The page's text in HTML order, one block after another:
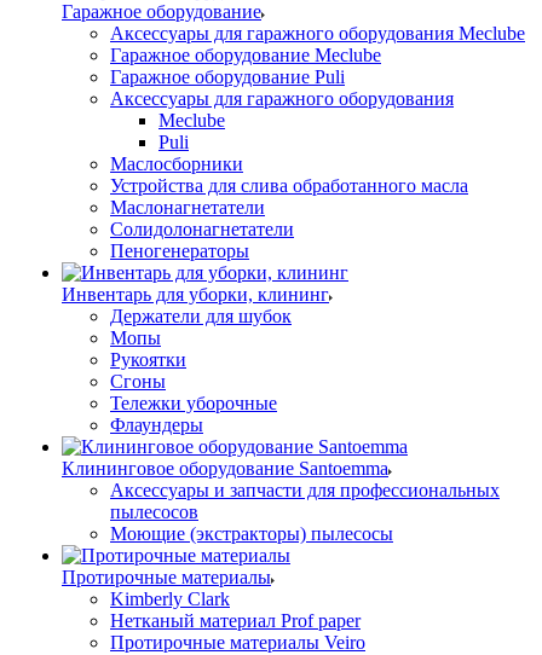
Гаражное оборудование
Аксессуары для гаражного оборудования Meclube
Гаражное оборудование Meclube
Гаражное оборудование Puli
Аксессуары для гаражного оборудования
Meclube
Puli
Маслосборники
Устройства для слива обработанного масла
Маслонагнетатели
Солидолонагнетатели
Пеногенераторы
Инвентарь для уборки, клининг
Держатели для шубок
Мопы
Рукоятки
Сгоны
Тележки уборочные
Флаундеры
Клининговое оборудование Santoemma
Аксессуары и запчасти для профессиональных
пылесосов
Моющие (экстракторы) пылесосы
Протирочные материалы
Kimberly Clark
Нетканый материал Prof paper
Протирочные материалы Veiro